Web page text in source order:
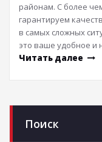
районам. С более
гарантируем
в самых сложных
это ваше удобное и
Читать далее
Поиск